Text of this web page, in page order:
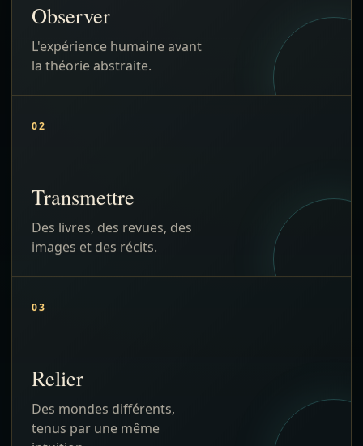
Observer
L'expérience humaine avant
la théorie abstraite.
02
Transmettre
Des livres, des revues, des
images et des récits.
03
Relier
Des mondes différents,
tenus par une même